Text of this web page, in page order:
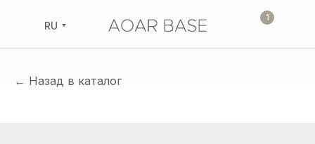
1
RU
← Назад в каталог